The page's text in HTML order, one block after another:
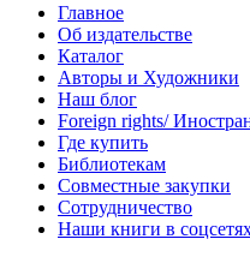
Главное
Об издательстве
Каталог
Авторы и Художники
Наш блог
Foreign rights/
Где купить
Библиотекам
Совместные закупки
Сотрудничество
Наши книги в